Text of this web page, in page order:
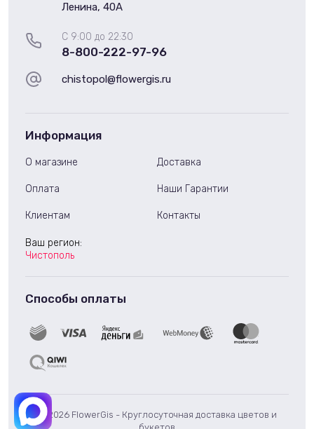
© 2026 FlowerGis - Круглосуточная доставка цветов и
С 9:00 до 22:30
8-800-222-97-96
Ленина, 40А
chistopol@flowergis.ru
Информация
О магазине Доставка
Оплата Наши Гарантии
Клиентам Контакты
Ваш регион:
Чистополь
Способы оплаты